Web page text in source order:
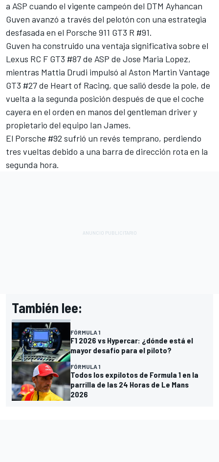
a ASP cuando el vigente campeón del DTM Ayhancan
Guven avanzó a través del pelotón con una estrategia
desfasada en el Porsche 911 GT3 R #91.
Guven ha construido una ventaja significativa sobre el
Lexus RC F GT3 #87 de ASP de Jose Maria Lopez,
mientras Mattia Drudi impulsó al Aston Martin Vantage
GT3 #27 de Heart of Racing, que salió desde la pole, de
vuelta a la segunda posición después de que el coche
cayera en el orden en manos del gentleman driver y
propietario del equipo Ian James.
El Porsche #92 sufrió un revés temprano, perdiendo
tres vueltas debido a una barra de dirección rota en la
segunda hora.
También lee:
FÓRMULA 1
F1 2026 vs Hypercar: ¿dónde está el
mayor desafío para el piloto?
FÓRMULA 1
Todos los expilotos de Formula 1 en la
parrilla de las 24 Horas de Le Mans
2026